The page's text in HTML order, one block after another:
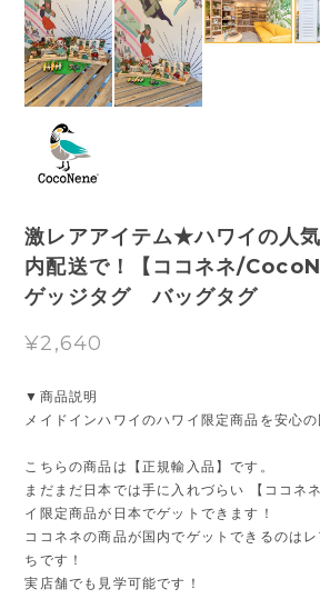
激レアアイテム★ハワイの人
内配送で！【ココネネ/
ゲッジタグ バッグタグ
¥2,640
▼商品説明
メイドインハワイのハワイ限定商品を安心
こちらの商品は【正規輸入品】です。
まだまだ日本では手に入れづらい 【ココネ
イ限定商品が日本でゲットできます！
ココネネの商品が国内でゲットできるのは
ちです！
実店舗でも見学可能です！